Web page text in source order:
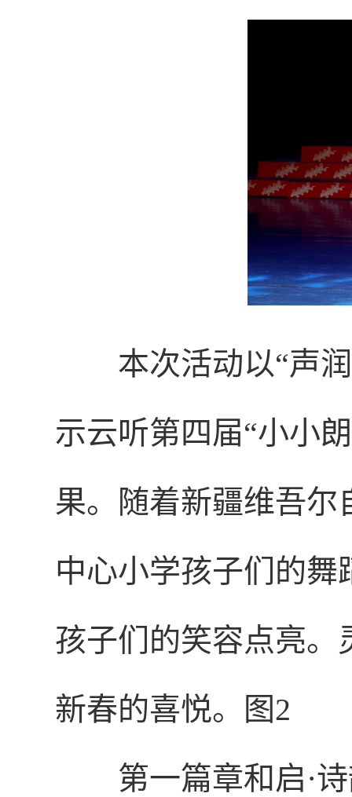
本次活动以“声
示云听第四届“小小
果。随着新疆维吾
中心小学孩子们的
孩子们的笑容点亮。
新春的喜悦。图2
第一篇章和启·